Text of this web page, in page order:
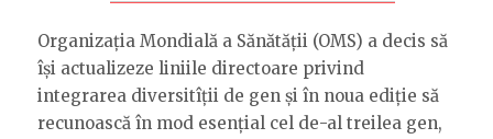
Organizația Mondială a Sănătății (OMS) a decis să
își actualizeze liniile directoare privind
integrarea diversitîții de gen și în noua ediție să
recunoască în mod esențial cel de-al treilea gen,